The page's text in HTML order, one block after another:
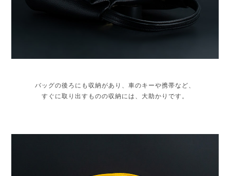
バッグの後ろにも収納があり、車のキーや携帯など、
すぐに取り出すものの収納には、大助かりです。